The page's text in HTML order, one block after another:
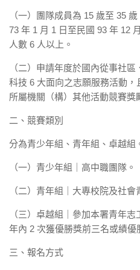
（一）團隊成員為 15 歲至 35
73 年 1 月 1 日至民國 93 年 12
人數 6 人以上。
（二）申請年度於國內從事社
科技 6 大面向之志願服務活動
所屬機關（構）其他活動競賽獎
二、競賽類別
分為青少年組、青年組、卓越組
（一）青少年組｜高中職團隊。
（二）青年組｜大專校院及社會
（三）卓越組｜參加本署青年
年內 2 次獲優勝獎前三名或績優
三、報名方式